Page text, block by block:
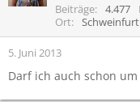
Beiträge 4.477
Ort
Schweinfurt
5. Juni 2013
Darf ich auch schon